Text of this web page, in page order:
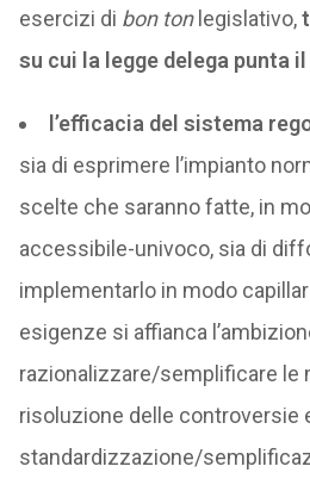
esercizi di bon tonlegislativo,
su cui la legge delega punta
l’efficacia del sistema
sia di esprimere l’impianto
scelte che saranno fatte, in
accessibile-univoco, sia di
implementarlo in modo
esigenze si affianca
razionalizzare/semplificare le
risoluzione delle controversie
standardizzazione/